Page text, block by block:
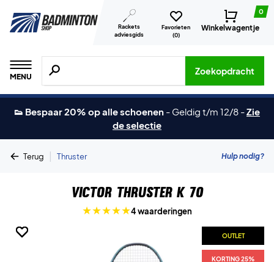
Rackets
adviesgids
Favorieten
(0)
0
Winkelwagentje
MENU
Zoeken naar producten, merken etc.
Zoekopdracht
👟 Bespaar 20% op alle schoenen - Geldig t/m 12/8 -Zie
de selectie
Terug | Thruster Hulp nodig?
Victor Thruster K 70
4 waarderingen
OUTLET
KORTING 25%
OUTLET
KORTING 25%
OUTLET
KORTING 25%
OUTLET
KORTING 25%
OUTLET
KORTING 25%
OUTLET
KORTING 25%